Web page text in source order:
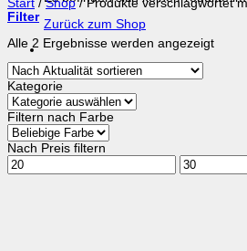
Zurück zum Shop
Start / Shop /Produkte verschlagwortet
Filter
Alle 2 Ergebnisse werden angezeigtNach
Kategorie
Filtern nach Farbe
Nach Preis filtern
Min.
Preis
Max.
Preis